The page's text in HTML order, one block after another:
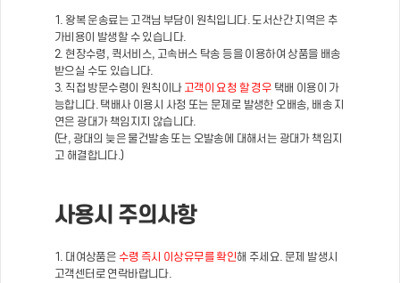
1. 왕복 운송료는 고객님 부담이 원칙입니다. 도서산간 지역은 추
가비용이 발생할 수 있습니다.
2. 현장수령, 퀵서비스, 고속버스 탁송 등을 이용하여 상품을 배송
받으실 수도 있습니다.
3. 직접 방문수령이 원칙이나 고객이 요청 할 경우 택배 이용이 가
능합니다. 택배사 이용시 사정 또는 문제로 발생한 오배송, 배송 지
연은 광대가 책임지지 않습니다.
(단, 광대의 늦은 물건발송 또는 오발송에 대해서는 광대가 책임지
고 해결합니다.)
사용시 주의사항
1. 대여상품은 수령 즉시 이상유무를 확인해 주세요. 문제 발생시
고객센터로 연락바랍니다.